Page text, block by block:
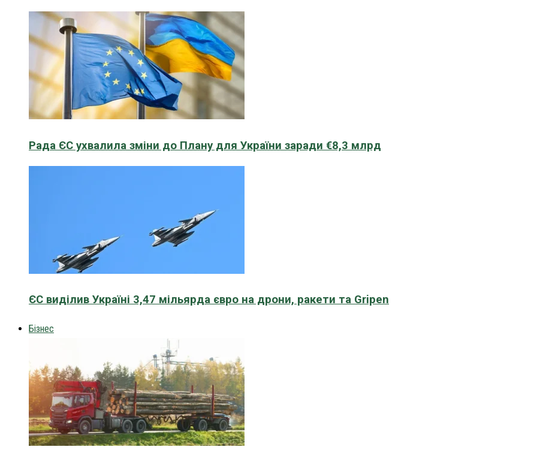
Рада ЄС ухвалила зміни до Плану для України заради €8,3 млрд
ЄС виділив Україні 3,47 мільярда євро на дрони, ракети та Gripen
Бізнес